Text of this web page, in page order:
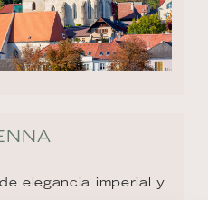
elegancia imperial y